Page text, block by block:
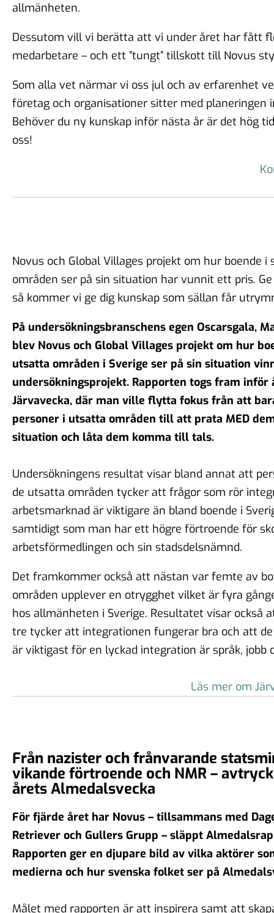
allmänheten.
Dessutom vill vi berätta att vi under året har fått
medarbetare – och ett ”tungt” tillskott till Novus
Som alla vet närmar vi oss jul och av erfarenhet
företag och organisationer sitter med planeringen
Behöver du ny kunskap inför nästa år är det hög
oss!
Novus och Global Villages projekt om hur boende
områden ser på sin situation har vunnit ett pris.
så kommer vi ge dig kunskap som sällan får
På undersökningsbranschens egen Oscarsgala,
blev Novus och Global Villages projekt om hur
utsatta områden i Sverige ser på sin situation
undersökningsprojekt. Rapporten togs fram inför
Järvavecka, där man ville flytta fokus från att
personer i utsatta områden till att prata MED
situation och låta dem komma till tals.
Undersökningens resultat visar bland annat att
de utsatta områden tycker att frågor som rör
arbetsmarknad är viktigare än bland boende i
samtidigt som man har ett högre förtroende för
arbetsförmedlingen och sin stadsdelsnämnd.
Det framkommer också att nästan var femte av
områden upplever en otrygghet vilket är fyra
hos allmänheten i Sverige. Resultatet visar också
tre tycker att integrationen fungerar bra och att
är viktigast för en lyckad integration är språk, jobb
Läs mer om
Från nazister och frånvarande
vikande förtroende och NMR –
årets Almedalsvecka
För fjärde året har Novus – tillsammans med
Retriever och Gullers Grupp – släppt
Rapporten ger en djupare bild av vilka aktörer
medierna och hur svenska folket ser på
Målet med rapporten är att inspirera samt att